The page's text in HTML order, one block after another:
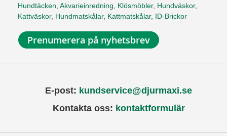
Hundtäcken, Akvarieinredning, Klösmöbler, Hundväskor,
Kattväskor, Hundmatskålar, Kattmatskålar, ID-Brickor
Prenumerera på nyhetsbrev
E-post: kundservice@djurmaxi.se
Kontakta oss: kontaktformulär